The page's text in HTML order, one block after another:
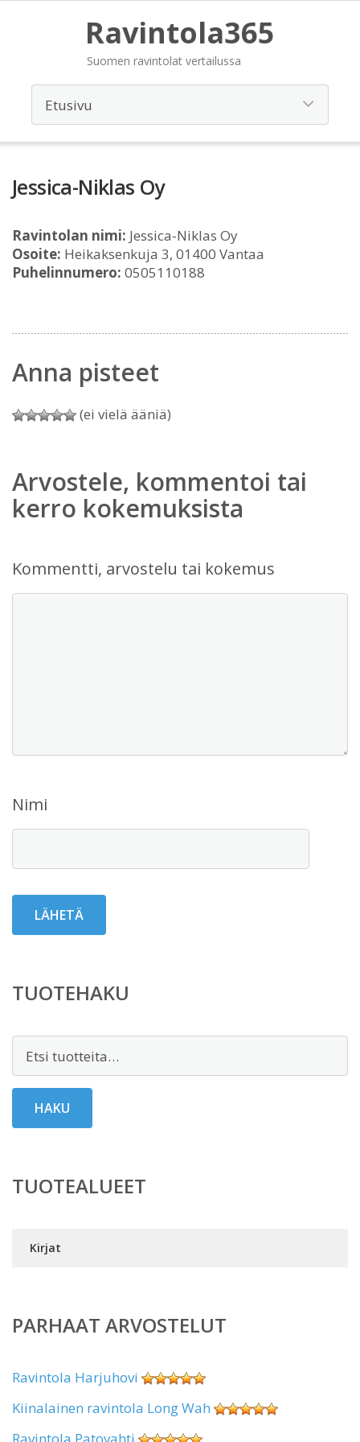
Ravintola365
Suomen ravintolat vertailussa
Jessica-Niklas Oy
Ravintolan nimi: Jessica-Niklas Oy
Osoite: Heikaksenkuja 3, 01400 Vantaa
Puhelinnumero: 0505110188
Anna pisteet
(ei vielä ääniä)
Arvostele, kommentoi tai
kerro kokemuksista
Kommentti, arvostelu tai kokemus
Nimi
TUOTEHAKU
HAKU
TUOTEALUEET
Kirjat
PARHAAT ARVOSTELUT
Ravintola Harjuhovi
Kiinalainen ravintola Long Wah